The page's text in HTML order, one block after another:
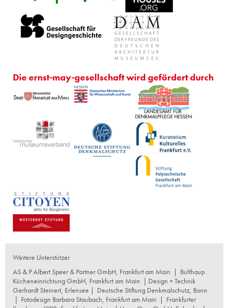
Die ernst-may-gesellschaft wird gefördert durch
Weitere Unterstützer
AS & P Albert Speer & Partner GmbH, Frankfurt am Main | Bulthaup
Kücheneinrichtung GmbH, Frankfurt am Main | Design + Technik
Gerhardt Steinert, Erlensee | Deutsche Stiftung Denkmalschutz, Bonn
| Fotodesign Barbara Staubach, Frankfurt am Main | Frankfurter